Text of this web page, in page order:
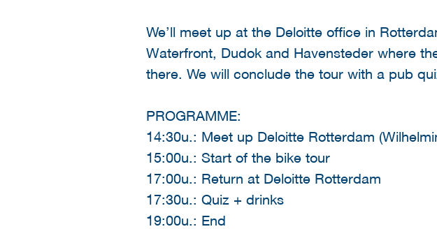
We’ll meet up at the Deloitte office in
Waterfront, Dudok and Havensteder where
there. We will conclude the tour with a pub
PROGRAMME:
14:30u.: Meet up Deloitte Rotterdam
15:00u.: Start of the bike tour
17:00u.: Return at Deloitte Rotterdam
17:30u.: Quiz + drinks
19:00u.: End